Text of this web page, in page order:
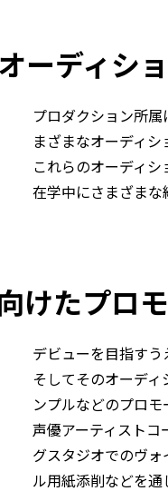
オーディシ
プロダクション所
まざまなオーディシ
これらのオーディシ
在学中にさまざまな
けたプロ
デビューを目指すう
そしてそのオーデ
ンプルなどのプロモ
声優アーティストコ
グスタジオでのヴ
ル用紙添削などを